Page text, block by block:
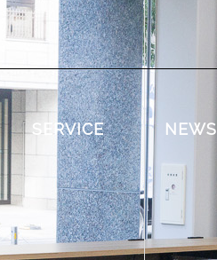
SERVICE NEWS